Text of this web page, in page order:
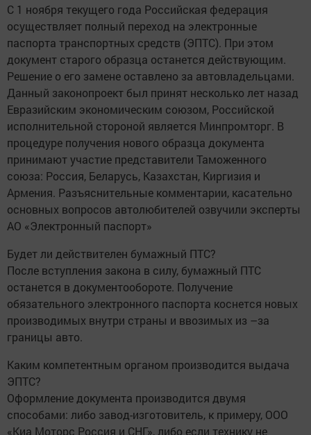
С 1 ноября текущего года Российская федерация
осуществляет полный переход на электронные
паспорта транспортных средств (ЭПТС). При этом
документ старого образца останется действующим.
Решение о его замене оставлено за автовладельцами.
Данный законопроект был принят несколько лет назад
Евразийским экономическим союзом, Российской
исполнительной стороной является Минпромторг. В
процедуре получения нового образца документа
принимают участие представители Таможенного
союза: Россия, Беларусь, Казахстан, Киргизия и
Армения. Разъяснительные комментарии, касательно
основных вопросов автолюбителей озвучили эксперты
АО «Электронный паспорт»
Будет ли действителен бумажный ПТС?
После вступления закона в силу, бумажный ПТС
останется в документообороте. Получение
обязательного электронного паспорта коснется новых
производимых внутри страны и ввозимых из –за
границы авто.
Каким компетентным органом производится выдача
ЭПТС?
Оформление документа производится двумя
способами: либо завод-изготовитель, к примеру, ООО
«Киа Моторс Россия и СНГ», либо если технику не